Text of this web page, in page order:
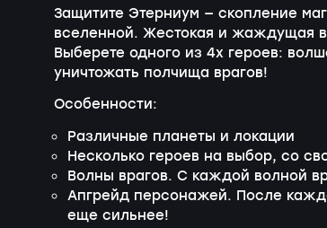
Защитите Этерниум — скопление
вселенной. Жестокая и жаждущая
Выберете одного из 4х героев:
уничтожать полчища врагов!
Особенности:
Различные планеты и локации
Несколько героев на выбор, со
Волны врагов. С каждой волной
Апгрейд персонажей. После
еще сильнее!